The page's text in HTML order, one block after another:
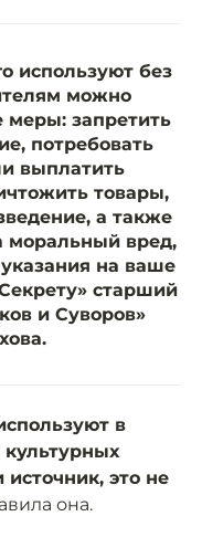
используют без
можно
меры: запретить
потребовать
выплатить
товары,
а также
моральный вред,
на ваше
старший
и Суворов»
в
это не
она.